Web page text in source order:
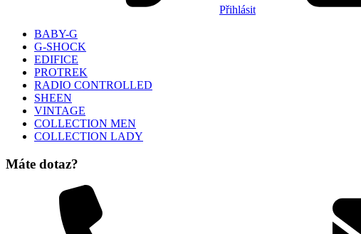
Přihlásit
BABY-G
G-SHOCK
EDIFICE
PROTREK
RADIO CONTROLLED
SHEEN
VINTAGE
COLLECTION MEN
COLLECTION LADY
Máte dotaz?